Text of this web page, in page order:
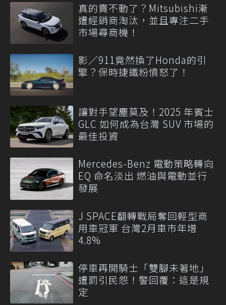
真的賣不動了？Mitsubishi漸
遭經銷商淘汰，並且專注二手
市場尋商機！
影／911竟然換了Honda的引
擎？保時捷鐵粉憤怒了！
讓對手望塵莫及！2025 年賓士
GLC 如何成為台灣 SUV 市場的
最佳投資
Mercedes-Benz 電動策略轉向
EQ 命名淡出 燃油與電動並行
發展
J SPACE翻轉戰局奪回輕型商
用車冠軍 台灣2月車市年增
4.8%
停車再開騎士「雙腳未著地」
遭罰引民怨！警回覆：這是規
定